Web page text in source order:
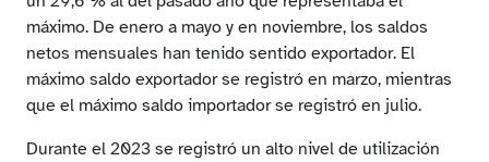
interconexiones internacionales
Evolución anual del Countertrading en la interconexión
con Francia
máximo. De enero a mayo y en noviembre, los saldos
netos mensuales han tenido sentido exportador. El
máximo saldo exportador se registró en marzo, mientras
que el máximo saldo importador se registró en julio.
Durante el 2023 se registró un alto nivel de utilización